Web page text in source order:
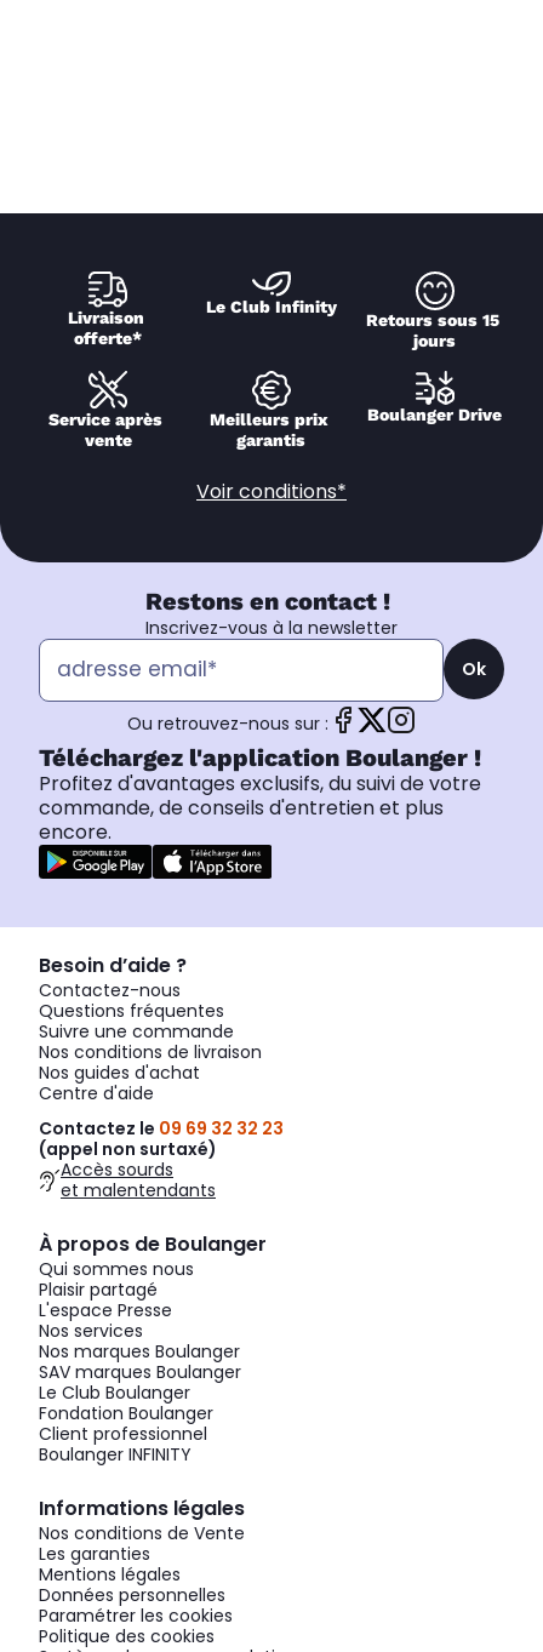
Livraison
offerte*
Le Club Infinity
Retours sous 15
jours
Service après
vente
Meilleurs prix
garantis
Boulanger Drive
Voir conditions*
Restons en contact !
Inscrivez-vous à la newsletter
Ok
Ou retrouvez-nous sur :
Téléchargez l'application Boulanger !
Profitez d'avantages exclusifs, du suivi de votre
commande, de conseils d'entretien et plus
encore.
Besoin d’aide ?
Contactez-nous
Questions fréquentes
Suivre une commande
Nos conditions de livraison
Nos guides d'achat
Centre d'aide
Contactez le 09 69 32 32 23
(appel non surtaxé)
Accès sourds
et malentendants
À propos de Boulanger
Qui sommes nous
Plaisir partagé
L'espace Presse
Nos services
Nos marques Boulanger
SAV marques Boulanger
Le Club Boulanger
Fondation Boulanger
Client professionnel
Boulanger INFINITY
Informations légales
Nos conditions de Vente
Les garanties
Mentions légales
Données personnelles
Paramétrer les cookies
Politique des cookies